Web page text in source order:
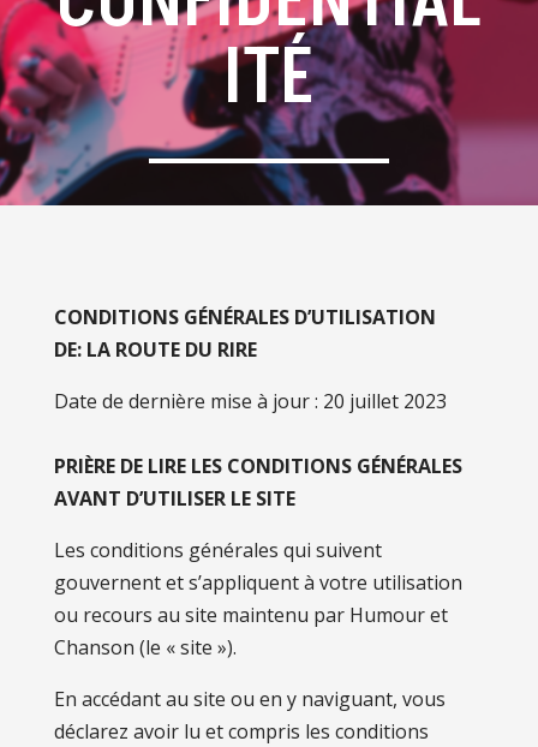
ITÉ
CONDITIONS GÉNÉRALES D’UTILISATION
DE: LA ROUTE DU RIRE
Date de dernière mise à jour : 20 juillet 2023
PRIÈRE DE LIRE LES CONDITIONS GÉNÉRALES
AVANT D’UTILISER LE SITE
Les conditions générales qui suivent
gouvernent et s’appliquent à votre utilisation
ou recours au site maintenu par Humour et
Chanson (le « site »).
En accédant au site ou en y naviguant, vous
déclarez avoir lu et compris les conditions